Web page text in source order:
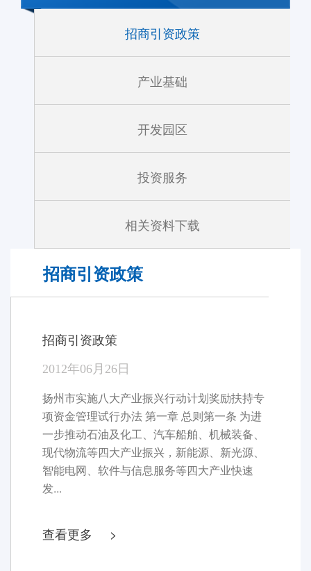
招商引资政策
产业基础
开发园区
投资服务
相关资料下载
招商引资政策
招商引资政策
2012年06月26日
扬州市实施八大产业振兴行动计划奖励扶持专
项资金管理试行办法 第一章 总则第一条 为进
一步推动石油及化工、汽车船舶、机械装备、
现代物流等四大产业振兴，新能源、新光源、
智能电网、软件与信息服务等四大产业快速
发...
查看更多 >